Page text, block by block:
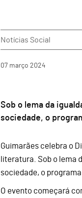
Notícias Social
07 março 2024
Sob o lema da
sociedade, o
Guimarães celebra o
literatura. Sob o lema
sociedade, o
O evento começará